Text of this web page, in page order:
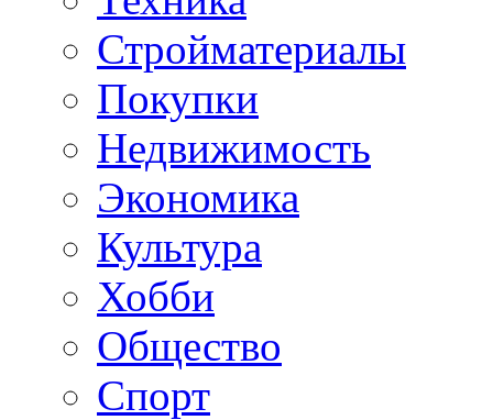
Стройматериалы
Покупки
Недвижимость
Экономика
Культура
Хобби
Общество
Спорт